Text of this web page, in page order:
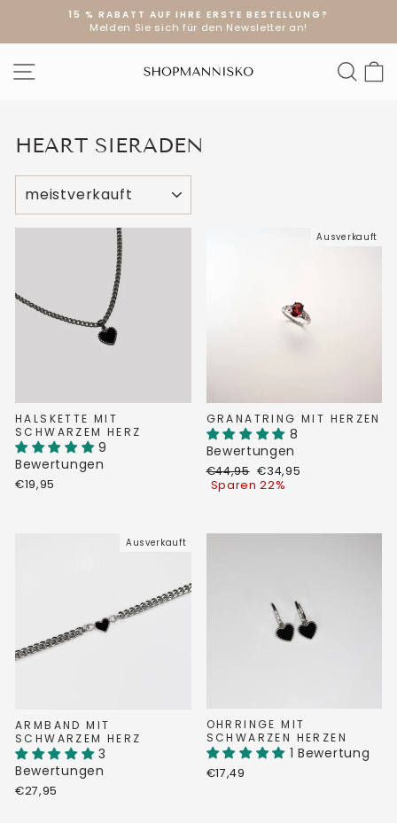
Inhalt
Pause
15 % RABATT AUF IHRE ERSTE BESTELLUNG?
Melden Sie sich für den Newsletter an!
SEITENNAVIGATION
HEART SIERADEN
SORTIEREN
HALSKETTE MIT
SCHWARZEM HERZ
9
Bewertungen
€19,95
Ausverkauft
GRANATRING MIT HERZEN
8
Bewertungen
Normaler
Preis
€44,95 Sonderpreis
€34,95
Sparen 22%
Ausverkauft
ARMBAND MIT
SCHWARZEM HERZ
3
Bewertungen
€27,95
OHRRINGE MIT
SCHWARZEN HERZEN
1 Bewertung
€17,49